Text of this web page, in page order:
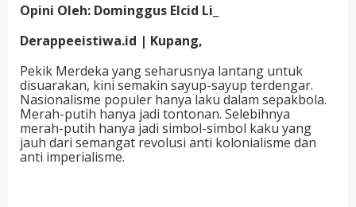
Opini Oleh: Dominggus Elcid Li_
Derappeeistiwa.id | Kupang,
Pekik Merdeka yang seharusnya lantang untuk
disuarakan, kini semakin sayup-sayup terdengar.
Nasionalisme populer hanya laku dalam sepakbola.
Merah-putih hanya jadi tontonan. Selebihnya
merah-putih hanya jadi simbol-simbol kaku yang
jauh dari semangat revolusi anti kolonialisme dan
anti imperialisme.